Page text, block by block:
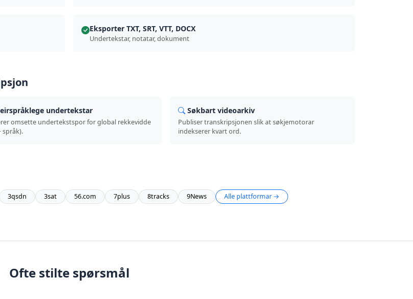
Eksporter TXT, SRT, VTT, DOCX
Undertekstar, notatar, dokument
undertekstar
omsette undertekstspor for global rekkevidde
språk).
Søkbart videoarkiv
Publiser transkripsjonen slik at søkjemotorar
indekserer kvart ord.
3qsdn 3sat 56.com 7plus 8tracks 9News Alle plattformar →
Ofte stilte spørsmål